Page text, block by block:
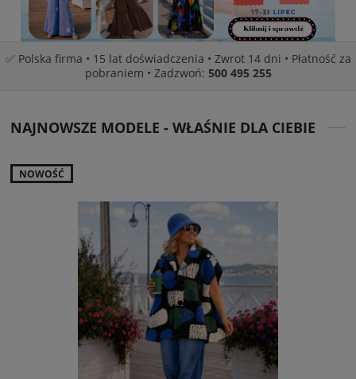
✅ Polska firma • 15 lat doświadczenia • Zwrot 14 dni • Płatność za
pobraniem • Zadzwoń: 500 495 255
NAJNOWSZE MODELE - WŁAŚNIE DLA CIEBIE
NOWOŚĆ